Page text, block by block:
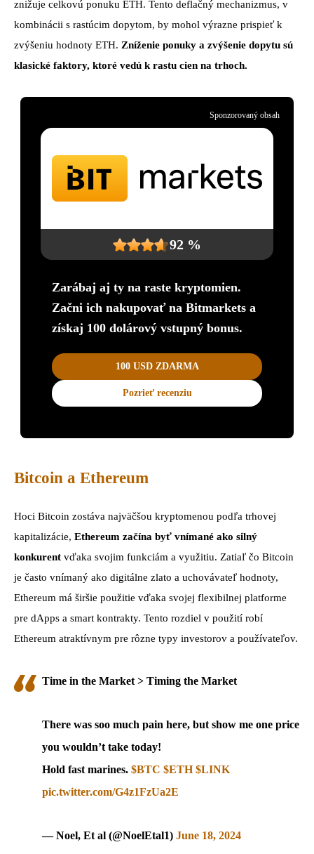
znižuje celkovú ponuku ETH. Tento deflačný mechanizmus, v
kombinácii s rastúcim dopytom, by mohol výrazne prispieť k
zvýšeniu hodnoty ETH. Zníženie ponuky a zvýšenie dopytu sú
klasické faktory, ktoré vedú k rastu cien na trhoch.
92 %
Zarábaj aj ty na raste kryptomien.
Začni ich nakupovať na Bitmarkets a
získaj 100 dolárový vstupný bonus.
100 USD ZDARMA
Pozrieť recenziu
Sponzorovaný obsah
Bitcoin a Ethereum
Hoci Bitcoin zostáva najväčšou kryptomenou podľa trhovej
kapitalizácie, Ethereum začína byť vnímané ako silný
konkurent vďaka svojim funkciám a využitiu. Zatiaľ čo Bitcoin
je často vnímaný ako digitálne zlato a uchovávateľ hodnoty,
Ethereum má širšie použitie vďaka svojej flexibilnej platforme
pre dApps a smart kontrakty. Tento rozdiel v použití robí
Ethereum atraktívnym pre rôzne typy investorov a používateľov.
Time in the Market > Timing the Market
There was soo much pain here, but show me one price
you wouldn’t take today!
Hold fast marines. $BTC $ETH $LINK
pic.twitter.com/G4z1FzUa2E
— Noel, Et al (@NoelEtal1) June 18, 2024